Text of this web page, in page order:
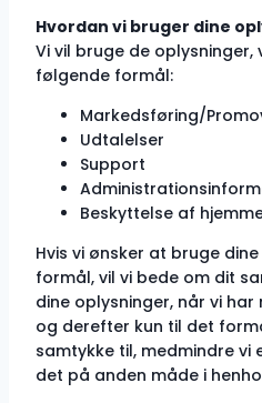
Hvordan vi bruger dine
Vi vil bruge de oplysninger,
følgende formål:
Markedsføring/
Udtalelser
Support
Beskyttelse af
Hvis vi ønsker at bruge
formål, vil vi bede om dit
dine oplysninger, når vi
og derefter kun til det
samtykke til, medmindre
det på anden måde i